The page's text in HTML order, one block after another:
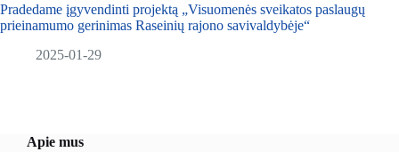
Pradedame įgyvendinti projektą „Visuomenės sveikatos paslaugų
prieinamumo gerinimas Raseinių rajono savivaldybėje“
2025-01-29
Apie mus